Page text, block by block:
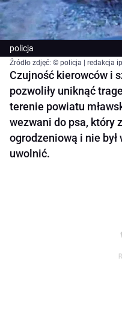
policja
Źródło zdjęć: © policja | redakcja
Czujność kierowców i
pozwoliły uniknąć
terenie powiatu
wezwani do psa, który
ogrodzeniową i nie
uwolnić.